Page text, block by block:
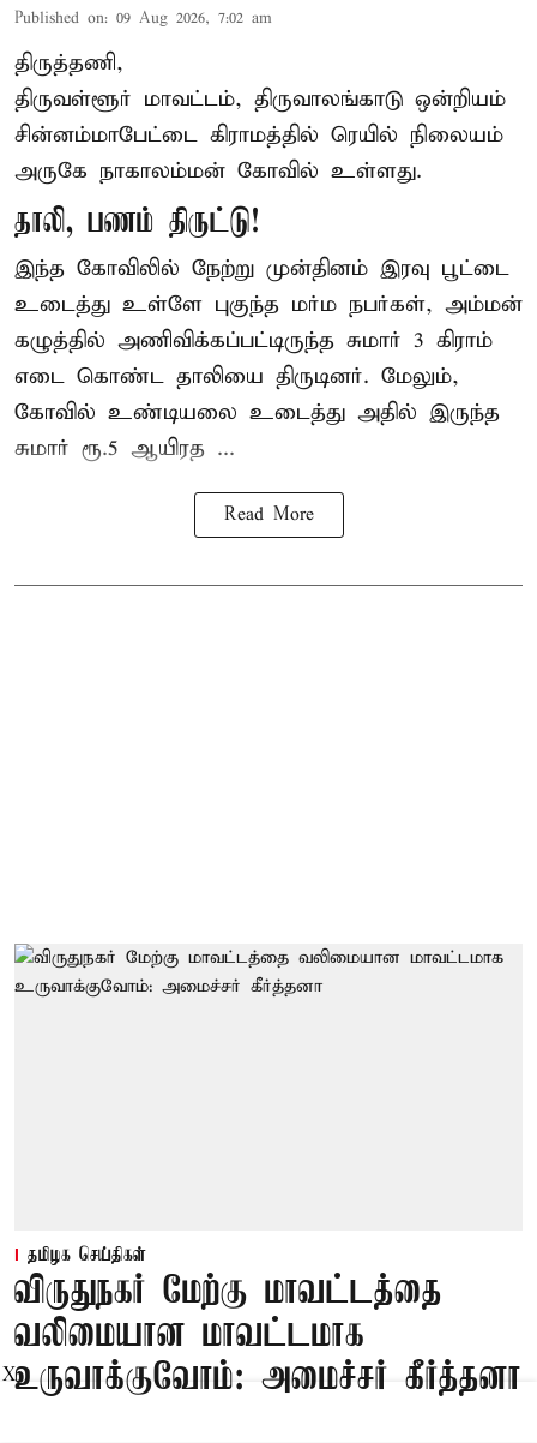
Published on: 09 Aug 2026, 7:02 am
திருத்தணி,
திருவள்ளூர் மாவட்டம், திருவாலங்காடு ஒன்றியம்
சின்னம்மாபேட்டை கிராமத்தில் ரெயில் நிலையம்
அருகே நாகாலம்மன் கோவில் உள்ளது.
தாலி, பணம் திருட்டு!
இந்த கோவிலில் நேற்று முன்தினம் இரவு பூட்டை
உடைத்து உள்ளே புகுந்த மர்ம நபர்கள், அம்மன்
கழுத்தில் அணிவிக்கப்பட்டிருந்த சுமார் 3 கிராம்
எடை கொண்ட தாலியை திருடினர். மேலும்,
கோவில் உண்டியலை உடைத்து அதில் இருந்த
சுமார் ரூ.5 ஆயிரத ...
Read More
தமிழக செய்திகள்
விருதுநகர் மேற்கு மாவட்டத்தை
வலிமையான மாவட்டமாக
உருவாக்குவோம்: அமைச்சர் கீர்த்தனா
X